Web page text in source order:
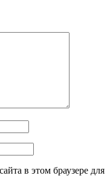
в этом браузере для